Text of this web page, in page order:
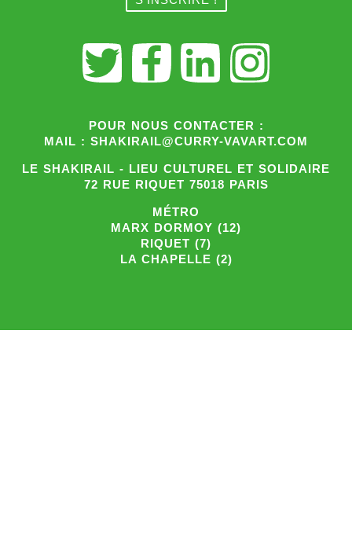
POUR NOUS CONTACTER :
MAIL : SHAKIRAIL@CURRY-VAVART.COM
LE SHAKIRAIL - LIEU CULTUREL ET SOLIDAIRE
72 RUE RIQUET 75018 PARIS
MÉTRO
MARX DORMOY (12)
RIQUET (7)
LA CHAPELLE (2)